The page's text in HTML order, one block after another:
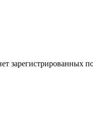
зарегистрированных